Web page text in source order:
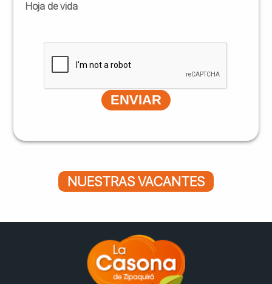
Hoja de vida
ENVIAR
NUESTRAS VACANTES